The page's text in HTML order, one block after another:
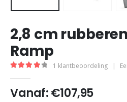
2,8 cm
Ramp
1 klantbeoordeling |
Vanaf:€107,95